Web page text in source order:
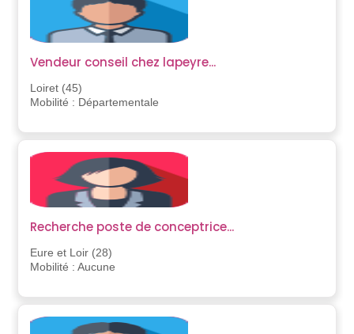
Vendeur conseil chez lapeyre...
Loiret (45)
Mobilité : Départementale
Recherche poste de conceptrice...
Eure et Loir (28)
Mobilité : Aucune